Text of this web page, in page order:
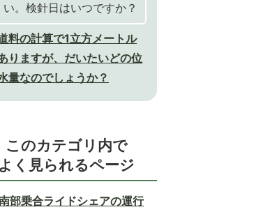
い。検針日はいつですか？
料の計算で1立方メートル
りますが、だいたいどの位
量なのでしょうか？
このカテゴリ内で
よく見られるページ
部乗合ライドシェアの運行